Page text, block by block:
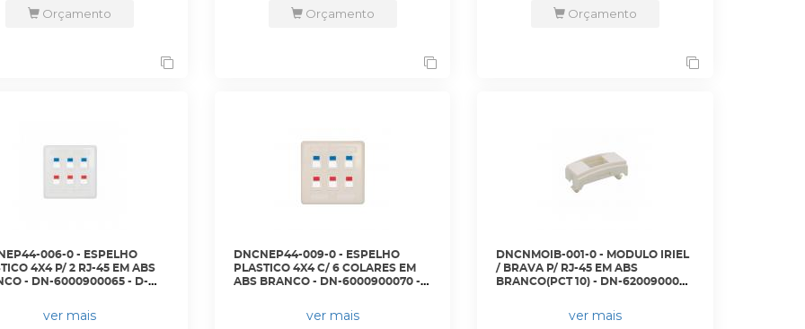
Orçamento Orçamento Orçamento
006-0 - ESPELHO
4X4 P/ 2 RJ-45 EM ABS
- DN-6000900065 - D-
ver mais
DNCNEP44-009-0 - ESPELHO
PLASTICO 4X4 C/ 6 COLARES EM
ABS BRANCO - DN-6000900070 -
ver mais
DNCNMOIB-001-0 - MODULO IRIEL
/ BRAVA P/ RJ-45 EM ABS
BRANCO(PCT 10) - DN-6200900070
ver mais